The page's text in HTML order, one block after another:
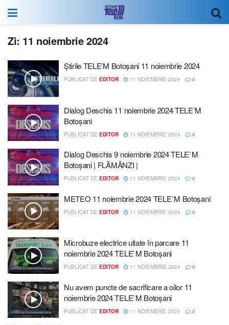
Zi: 11 noiembrie 2024
Știrile TELE’M Botoșani 11 noiembrie 2024
PUBLICAT DE EDITOR 11 NOIEMBRIE 2024 0
Dialog Deschis 11 noiembrie 2024 TELE’M
Botoșani
PUBLICAT DE EDITOR 11 NOIEMBRIE 2024 0
Dialog Deschis 9 noiembrie 2024 TELE`M
Botoșani | FLĂMÂNZI |
PUBLICAT DE EDITOR 11 NOIEMBRIE 2024 0
METEO 11 noiembrie 2024 TELE`M Botoșani
PUBLICAT DE EDITOR 11 NOIEMBRIE 2024 0
Microbuze electrice uitate în parcare 11
noiembrie 2024 TELE`M Botoșani
PUBLICAT DE EDITOR 11 NOIEMBRIE 2024 0
Nu avem puncte de sacrificare a oilor 11
noiembrie 2024 TELE`M Botoșani
PUBLICAT DE EDITOR 11 NOIEMBRIE 2024 0